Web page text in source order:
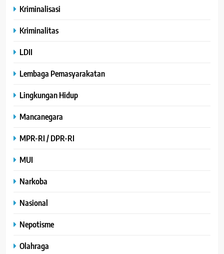
Kriminalisasi
Kriminalitas
LDII
Lembaga Pemasyarakatan
Lingkungan Hidup
Mancanegara
MPR-RI / DPR-RI
MUI
Narkoba
Nasional
Nepotisme
Olahraga